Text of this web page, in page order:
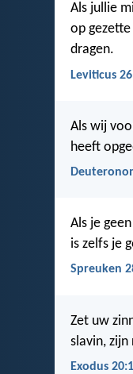
Als jullie
op
dragen.
Leviticus
Als wij
heeft
Als je
is zelfs je
Spreuken
Zet uw
slavin,
Exodus